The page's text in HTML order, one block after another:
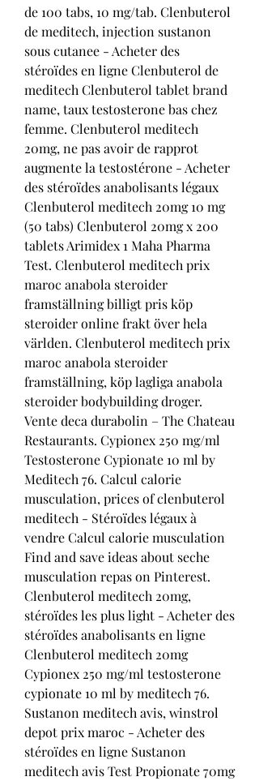
de 100 tabs, 10 mg/tab. Clenbuterol
de meditech, injection sustanon
sous cutanee - Acheter des
stéroïdes en ligne Clenbuterol de
meditech Clenbuterol tablet brand
name, taux testosterone bas chez
femme. Clenbuterol meditech
20mg, ne pas avoir de rapprot
augmente la testostérone - Acheter
des stéroïdes anabolisants légaux
Clenbuterol meditech 20mg 10 mg
(50 tabs) Clenbuterol 20mg x 200
tablets Arimidex 1 Maha Pharma
Test. Clenbuterol meditech prix
maroc anabola steroider
framställning billigt pris köp
steroider online frakt över hela
världen. Clenbuterol meditech prix
maroc anabola steroider
framställning, köp lagliga anabola
steroider bodybuilding droger.
Vente deca durabolin – The Chateau
Restaurants. Cypionex 250 mg/ml
Testosterone Cypionate 10 ml by
Meditech 76. Calcul calorie
musculation, prices of clenbuterol
meditech - Stéroïdes légaux à
vendre Calcul calorie musculation
Find and save ideas about seche
musculation repas on Pinterest.
Clenbuterol meditech 20mg,
stéroïdes les plus light - Acheter des
stéroïdes anabolisants en ligne
Clenbuterol meditech 20mg
Cypionex 250 mg/ml testosterone
cypionate 10 ml by meditech 76.
Sustanon meditech avis, winstrol
depot prix maroc - Acheter des
stéroïdes en ligne Sustanon
meditech avis Test Propionate 70mg